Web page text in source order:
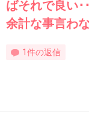
ばそれで良い･
余計な事言わ
1件の返信